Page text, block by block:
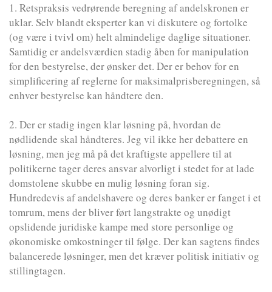
1. Retspraksis vedrørende beregning af andelskronen er
uklar. Selv blandt eksperter kan vi diskutere og fortolke
(og være i tvivl om) helt almindelige daglige situationer.
Samtidig er andelsværdien stadig åben for manipulation
for den bestyrelse, der ønsker det. Der er behov for en
simplificering af reglerne for maksimalprisberegningen, så
enhver bestyrelse kan håndtere den.
2. Der er stadig ingen klar løsning på, hvordan de
nødlidende skal håndteres. Jeg vil ikke her debattere en
løsning, men jeg må på det kraftigste appellere til at
politikerne tager deres ansvar alvorligt i stedet for at lade
domstolene skubbe en mulig løsning foran sig.
Hundredevis af andelshavere og deres banker er fanget i et
tomrum, mens der bliver ført langstrakte og unødigt
opslidende juridiske kampe med store personlige og
økonomiske omkostninger til følge. Der kan sagtens findes
balancerede løsninger, men det kræver politisk initiativ og
stillingtagen.